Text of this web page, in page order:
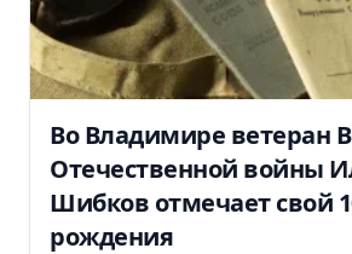
Во Владимире ветеран
Отечественной войны
Шибков отмечает свой
рождения